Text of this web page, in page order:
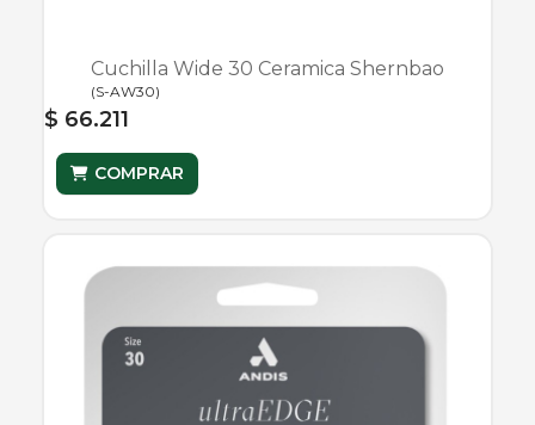
Cuchilla Wide 30 Ceramica Shernbao
(S-AW30)
$ 66.211
COMPRAR